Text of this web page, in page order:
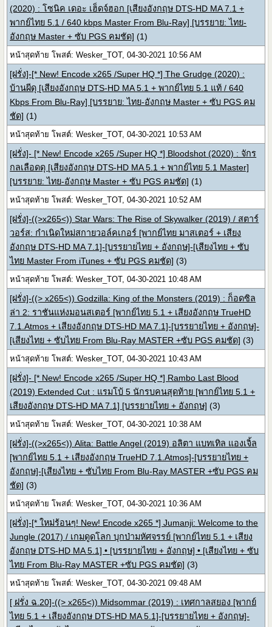
(2020) : โซนิค เดอะ เฮ็ดจ์ฮอก [เสียงอังกฤษ DTS-HD MA 7.1 +
พากย์ไทย 5.1 / 640 kbps Master From Blu-Ray] [บรรยาย: ไทย-
อังกฤษ Master + ซับ PGS คมชัด] (1)
หน้าสุดท้าย โพสต์: Wesker_TOT, 04-30-2021 10:56 AM
[ฝรั่ง]-[* New! Encode x265 /Super HQ *] The Grudge (2020) :
บ้านผีดุ [เสียงอังกฤษ DTS-HD MA 5.1 + พากย์ไทย 5.1 แท้ / 640
Kbps From Blu-Ray] [บรรยาย: ไทย-อังกฤษ Master + ซับ PGS คม
ชัด] (1)
หน้าสุดท้าย โพสต์: Wesker_TOT, 04-30-2021 10:53 AM
[ฝรั่ง]- [* New! Encode x265 /Super HQ *] Bloodshot (2020) : จักร
กลเลือดดุ [เสียงอังกฤษ DTS-HD MA 5.1 + พากย์ไทย 5.1 Master]
[บรรยาย: ไทย-อังกฤษ Master + ซับ PGS คมชัด] (1)
หน้าสุดท้าย โพสต์: Wesker_TOT, 04-30-2021 10:52 AM
[ฝรั่ง]-((>x265<)) Star Wars: The Rise of Skywalker (2019) / สตาร์
วอร์ส: กำเนิดใหม่สกายวอล์คเกอร์ [พากย์ไทย มาสเตอร์ + เสียง
อังกฤษ DTS-HD MA 7.1]-[บรรยายไทย + อังกฤษ]-[เสียงไทย + ซับ
ไทย Master From iTunes + ซับ PGS คมชัด] (3)
หน้าสุดท้าย โพสต์: Wesker_TOT, 04-30-2021 10:48 AM
[ฝรั่ง]-((> x265<)) Godzilla: King of the Monsters (2019) : ก็อดซิล
ล่า 2: ราชันแห่งมอนสเตอร์ [พากย์ไทย 5.1 + เสียงอังกฤษ TrueHD
7.1.Atmos + เสียงอังกฤษ DTS-HD MA 7.1]-[บรรยายไทย + อังกฤษ]-
[เสียงไทย + ซับไทย From Blu-Ray MASTER +ซับ PGS คมชัด] (3)
หน้าสุดท้าย โพสต์: Wesker_TOT, 04-30-2021 10:43 AM
[ฝรั่ง]- [* New! Encode x265 /Super HQ *] Rambo Last Blood
(2019) Extended Cut : แรมโบ้ 5 นักรบคนสุดท้าย [พากย์ไทย 5.1 +
เสียงอังกฤษ DTS-HD MA 7.1] [บรรยายไทย + อังกฤษ] (3)
หน้าสุดท้าย โพสต์: Wesker_TOT, 04-30-2021 10:38 AM
[ฝรั่ง]-((>x265<)) Alita: Battle Angel (2019) อลิตา แบทเทิล แองเจิ้ล
[พากย์ไทย 5.1 + เสียงอังกฤษ TrueHD 7.1.Atmos]-[บรรยายไทย +
อังกฤษ]-[เสียงไทย + ซับไทย From Blu-Ray MASTER +ซับ PGS คม
ชัด] (3)
หน้าสุดท้าย โพสต์: Wesker_TOT, 04-30-2021 10:36 AM
[ฝรั่ง]-[* ใหม่ร้อนๆ! New! Encode x265 *] Jumanji: Welcome to the
Jungle (2017) / เกมดูดโลก บุกป่ามหัศจรรย์ [พากย์ไทย 5.1 + เสียง
อังกฤษ DTS-HD MA 5.1] • [บรรยายไทย + อังกฤษ] • [เสียงไทย + ซับ
ไทย From Blu-Ray MASTER +ซับ PGS คมชัด] (3)
หน้าสุดท้าย โพสต์: Wesker_TOT, 04-30-2021 09:48 AM
[ ฝรั่ง ฉ.20]-((> x265<)) Midsommar (2019) : เทศกาลสยอง [พากย์
ไทย 5.1 + เสียงอังกฤษ DTS-HD MA 5.1]-[บรรยายไทย + อังกฤษ]-